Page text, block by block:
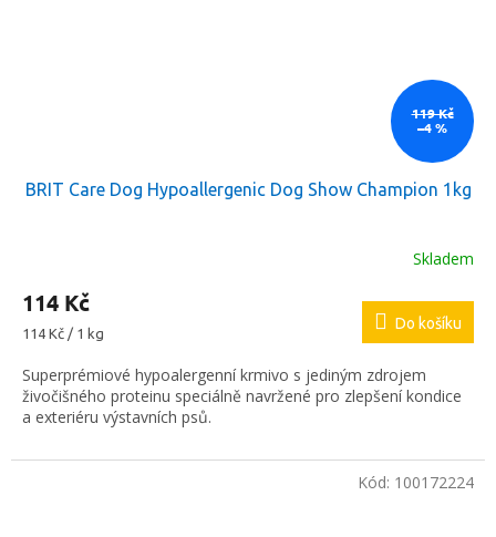
119 Kč
–4 %
BRIT Care Dog Hypoallergenic Dog Show Champion 1kg
Skladem
114 Kč
Měrná
114 Kč / 1 kg
Do košíku
Superprémiové hypoalergenní krmivo s jediným zdrojem
živočišného proteinu speciálně navržené pro zlepšení kondice
a exteriéru výstavních psů.
Kód: 100172224